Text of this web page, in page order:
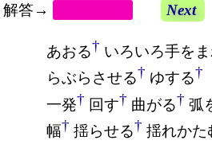
解答→ Next
あおる† いろいろ手を
らぶらさせる† ゆする†
一発† 回す† 曲がる† 弧
幅† 揺らせる† 揺れかた